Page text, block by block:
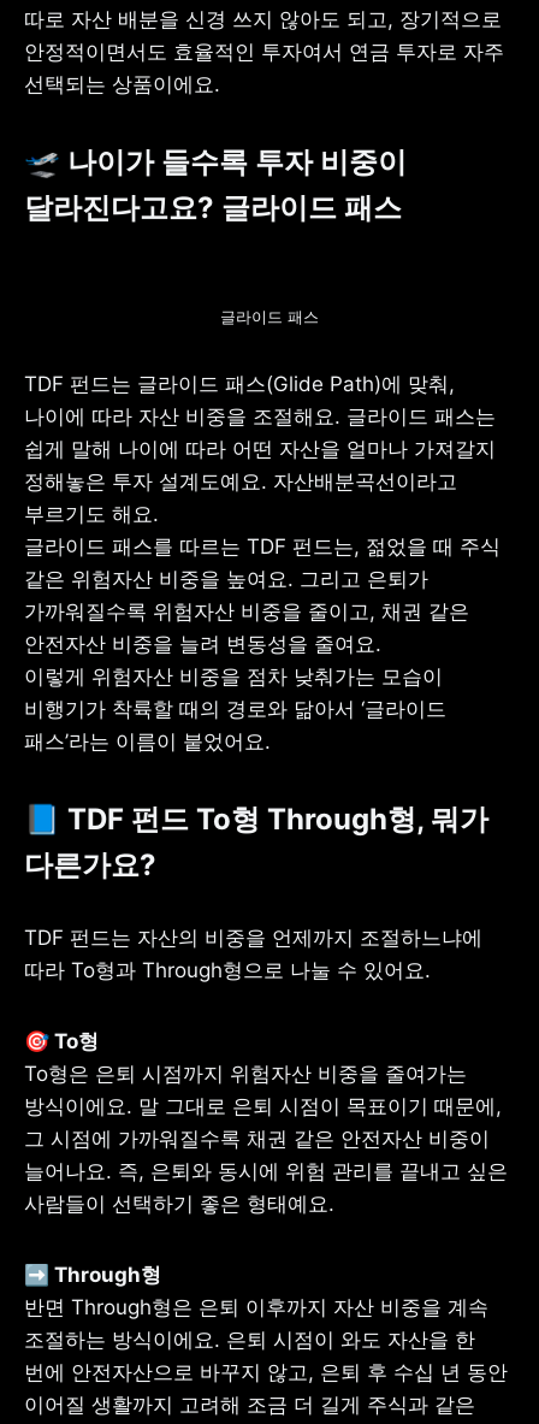
따로 자산 배분을 신경 쓰지 않아도 되고, 장기적으로
안정적이면서도 효율적인 투자여서 연금 투자로 자주
선택되는 상품이에요.
🛫 나이가 들수록 투자 비중이
달라진다고요? 글라이드 패스
글라이드 패스
TDF 펀드는 글라이드 패스(Glide Path)에 맞춰,
나이에 따라 자산 비중을 조절해요. 글라이드 패스는
쉽게 말해 나이에 따라 어떤 자산을 얼마나 가져갈지
정해놓은 투자 설계도예요. 자산배분곡선이라고
부르기도 해요.
글라이드 패스를 따르는 TDF 펀드는, 젊었을 때 주식
같은 위험자산 비중을 높여요. 그리고 은퇴가
가까워질수록 위험자산 비중을 줄이고, 채권 같은
안전자산 비중을 늘려 변동성을 줄여요.
이렇게 위험자산 비중을 점차 낮춰가는 모습이
비행기가 착륙할 때의 경로와 닮아서 ‘글라이드
패스’라는 이름이 붙었어요.
📘 TDF 펀드 To형 Through형, 뭐가
다른가요?
TDF 펀드는 자산의 비중을 언제까지 조절하느냐에
따라 To형과 Through형으로 나눌 수 있어요.
To형은 은퇴 시점까지 위험자산 비중을 줄여가는
방식이에요. 말 그대로 은퇴 시점이 목표이기 때문에,
그 시점에 가까워질수록 채권 같은 안전자산 비중이
늘어나요. 즉, 은퇴와 동시에 위험 관리를 끝내고 싶은
사람들이 선택하기 좋은 형태예요.
반면 Through형은 은퇴 이후까지 자산 비중을 계속
조절하는 방식이에요. 은퇴 시점이 와도 자산을 한
번에 안전자산으로 바꾸지 않고, 은퇴 후 수십 년 동안
이어질 생활까지 고려해 조금 더 길게 주식과 같은